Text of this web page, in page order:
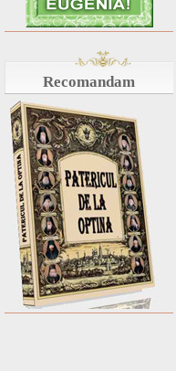
Recomandam